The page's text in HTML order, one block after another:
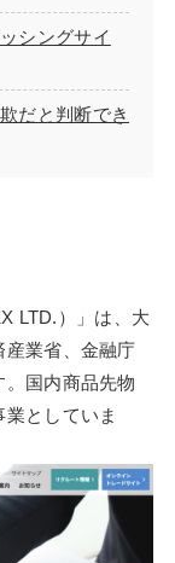
シングサイ
だと判断でき
LTD.）」は、大
産業省、金融庁
国内商品先物
としていま